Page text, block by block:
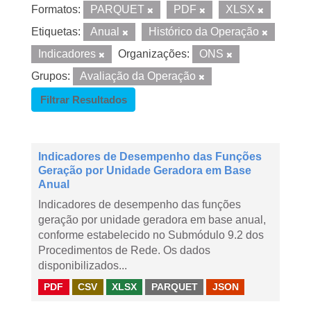
Formatos: PARQUET PDF
XLSX
Etiquetas:
Anual
Histórico da Operação
Indicadores
Organizações:
ONS
Grupos:
Avaliação da Operação
Filtrar Resultados
Indicadores de Desempenho das Funções
Geração por Unidade Geradora em Base
Anual
Indicadores de desempenho das funções
geração por unidade geradora em base anual,
conforme estabelecido no Submódulo 9.2 dos
Procedimentos de Rede. Os dados
disponibilizados...
PDF CSV XLSX PARQUET JSON